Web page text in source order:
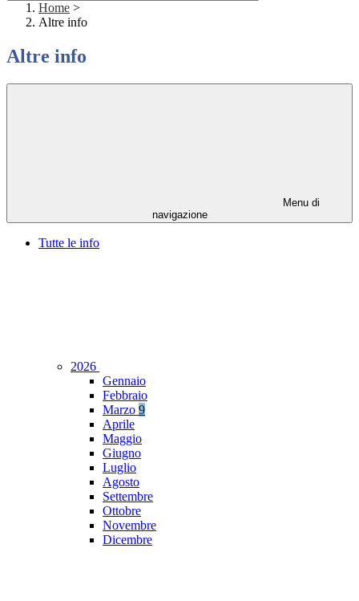
Home >
Altre info
Altre info
Menu di
navigazione
Tutte le info
2026
Gennaio
Febbraio
Marzo 9
Aprile
Maggio
Giugno
Luglio
Agosto
Settembre
Ottobre
Novembre
Dicembre